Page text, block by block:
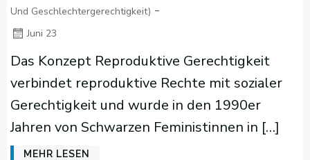
Und Geschlechtergerechtigkeit) -
Juni 23
Das Konzept Reproduktive Gerechtigkeit
verbindet reproduktive Rechte mit sozialer
Gerechtigkeit und wurde in den 1990er
Jahren von Schwarzen Feministinnen in […]
MEHR LESEN